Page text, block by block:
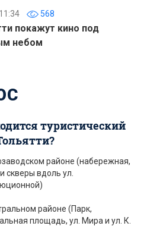
568
покажут кино под
небом
туристический
районе (набережная,
скверы вдоль ул.
районе (Парк,
площадь, ул. Мира и ул. К.